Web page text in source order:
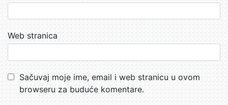
Web stranica
Sačuvaj moje ime, email i web stranicu u ovom
browseru za buduće komentare.